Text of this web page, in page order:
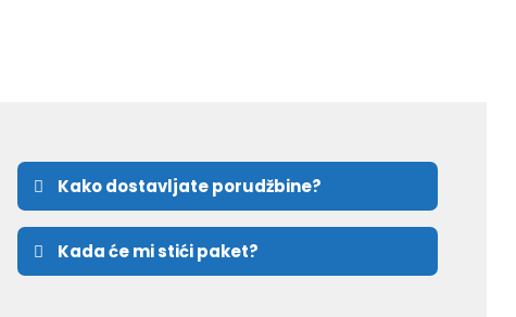
Kako dostavljate porudžbine?
Kada će mi stići paket?